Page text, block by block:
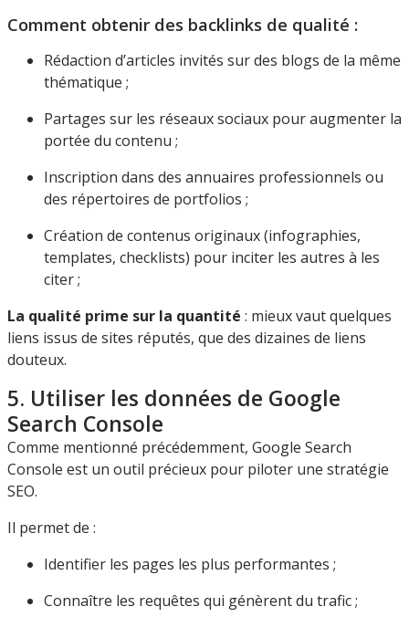
Comment obtenir des backlinks de qualité :
Rédaction d’articles invités sur des blogs de la même
thématique ;
Partages sur les réseaux sociaux pour augmenter la
portée du contenu ;
Inscription dans des annuaires professionnels ou
des répertoires de portfolios ;
Création de contenus originaux (infographies,
templates, checklists) pour inciter les autres à les
citer ;
La qualité prime sur la quantité : mieux vaut quelques
liens issus de sites réputés, que des dizaines de liens
douteux.
5. Utiliser les données de Google
Search Console
Comme mentionné précédemment, Google Search
Console est un outil précieux pour piloter une stratégie
SEO.
Il permet de :
Identifier les pages les plus performantes ;
Connaître les requêtes qui génèrent du trafic ;